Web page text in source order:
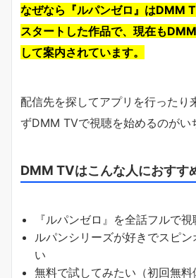
なぜなら『ルパンゼロ』はDMM
スタートした作品で、現在も
して案内されています。
配信先を探してアプリを行ったり
ずDMM TVで視聴を始めるのがい
DMM TVはこんな人におすす
『ルパンゼロ』を全話フルで
ルパンシリーズが好きでスピ
い
無料で試してみたい（初回無料